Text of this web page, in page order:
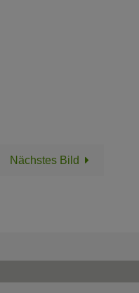
Nächstes Bild